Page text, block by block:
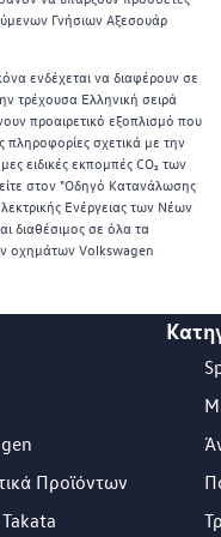
Γνήσιων Αξεσουάρ
ενδέχεται να διαφέρουν σε
τρέχουσα Ελληνική σειρά
προαιρετικό εξοπλισμό που
πληροφορίες σχετικά με την
ειδικές εκπομπές CO₂ των
στον "Οδηγό Κατανάλωσης
Ενέργειας των Νέων
διαθέσιμος σε όλα τα
οχημάτων Volkswagen
Προϊόντων